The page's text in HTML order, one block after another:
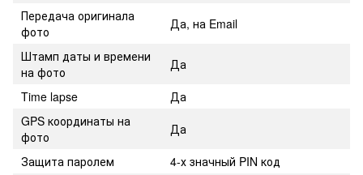
Передача оригинала
фото
Да, на Email
Штамп даты и времени
на фото
Да
Time lapse
Да
GPS координаты на
фото
Да
Защита паролем
4-х значный PIN код